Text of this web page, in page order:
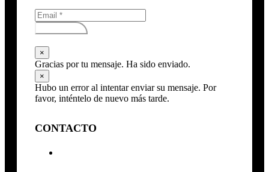
Subscribirse
×
Gracias por tu mensaje. Ha sido enviado.
×
Hubo un error al intentar enviar su mensaje. Por
favor, inténtelo de nuevo más tarde.
CONTACTO